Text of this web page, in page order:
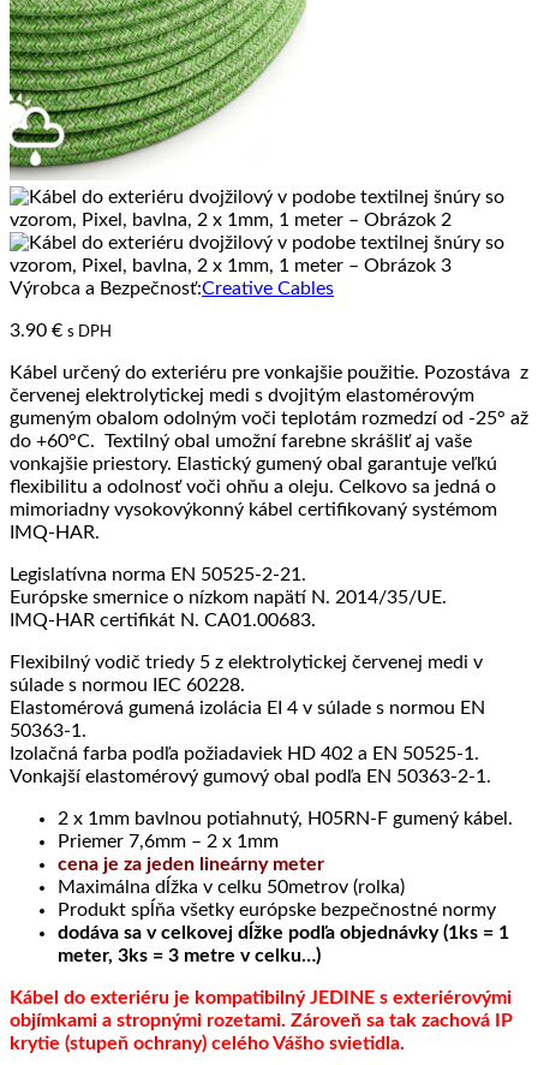
Výrobca a Bezpečnosť:Creative Cables
3.90 € s DPH
Kábel určený do exteriéru pre vonkajšie použitie. Pozostáva z
červenej elektrolytickej medi s dvojitým elastomérovým
gumeným obalom odolným voči teplotám rozmedzí od -25° až
do +60°C. Textilný obal umožní farebne skrášliť aj vaše
vonkajšie priestory. Elastický gumený obal garantuje veľkú
flexibilitu a odolnosť voči ohňu a oleju. Celkovo sa jedná o
mimoriadny vysokovýkonný kábel certifikovaný systémom
IMQ-HAR.
Legislatívna norma EN 50525-2-21.
Európske smernice o nízkom napätí N. 2014/35/UE.
IMQ-HAR certifikát N. CA01.00683.
Flexibilný vodič triedy 5 z elektrolytickej červenej medi v
súlade s normou IEC 60228.
Elastomérová gumená izolácia EI 4 v súlade s normou EN
50363-1.
Izolačná farba podľa požiadaviek HD 402 a EN 50525-1.
Vonkajší elastomérový gumový obal podľa EN 50363-2-1.
2 x 1mm bavlnou potiahnutý, H05RN-F gumený kábel.
Priemer 7,6mm – 2 x 1mm
cena je za jeden lineárny meter
Maximálna dĺžka v celku 50metrov (rolka)
Produkt spĺňa všetky európske bezpečnostné normy
dodáva sa v celkovej dĺžke podľa objednávky (1ks = 1
meter, 3ks = 3 metre v celku…)
Kábel do exteriéru je kompatibilný JEDINE s exteriérovými
objímkami a stropnými rozetami. Zároveň sa tak zachová IP
krytie (stupeň ochrany) celého Vášho svietidla.